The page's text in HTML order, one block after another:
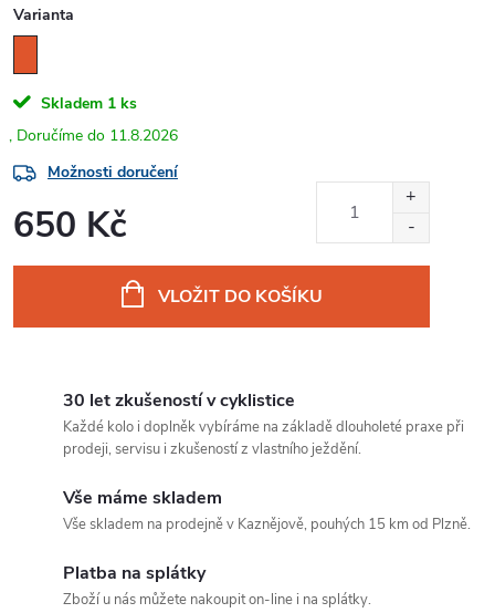
Varianta
Skladem 1 ks
11.8.2026
Možnosti doručení
650 Kč
VLOŽIT DO KOŠÍKU
30 let zkušeností v cyklistice
Každé kolo i doplněk vybíráme na základě dlouholeté praxe při
prodeji, servisu i zkušeností z vlastního ježdění.
Vše máme skladem
Vše skladem na prodejně v Kaznějově, pouhých 15 km od Plzně.
Platba na splátky
Zboží u nás můžete nakoupit on-line i na splátky.